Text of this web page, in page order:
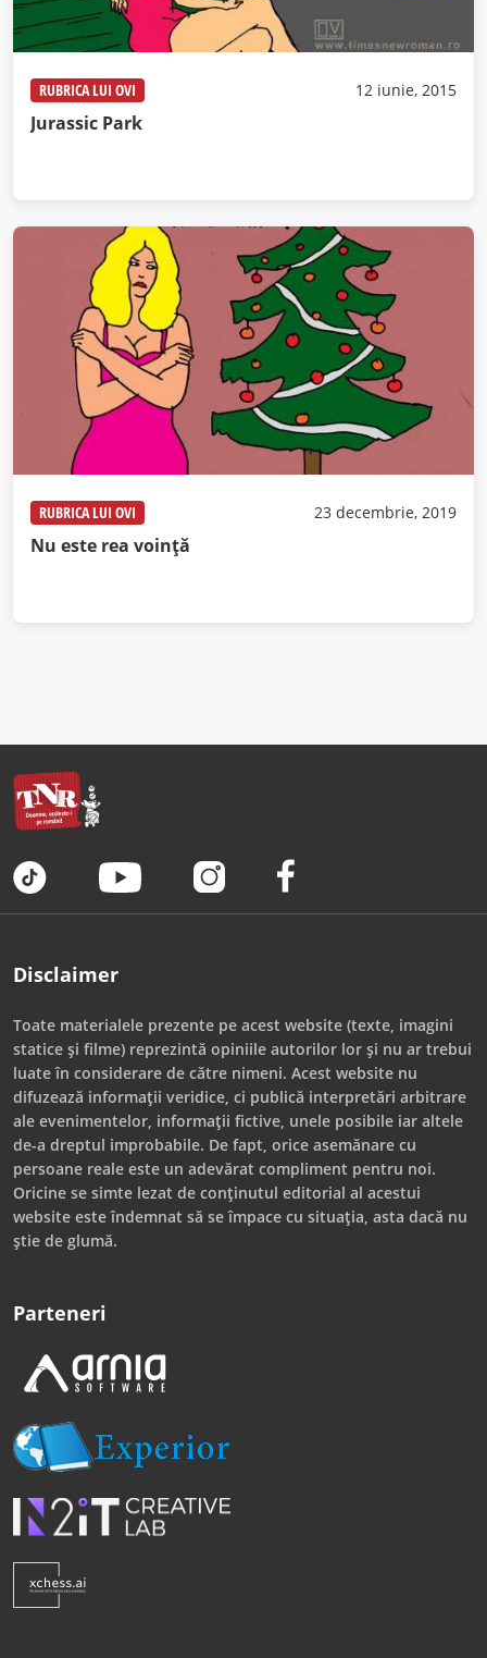
RUBRICA LUI OVI 12 iunie, 2015
Jurassic Park
RUBRICA LUI OVI 23 decembrie, 2019
Nu este rea voință
Disclaimer
Toate materialele prezente pe acest website (texte, imagini
statice și filme) reprezintă opiniile autorilor lor și nu ar trebui
luate în considerare de către nimeni. Acest website nu
difuzează informații veridice, ci publică interpretări arbitrare
ale evenimentelor, informații fictive, unele posibile iar altele
de-a dreptul improbabile. De fapt, orice asemănare cu
persoane reale este un adevărat compliment pentru noi.
Oricine se simte lezat de conținutul editorial al acestui
website este îndemnat să se împace cu situația, asta dacă nu
știe de glumă.
Parteneri